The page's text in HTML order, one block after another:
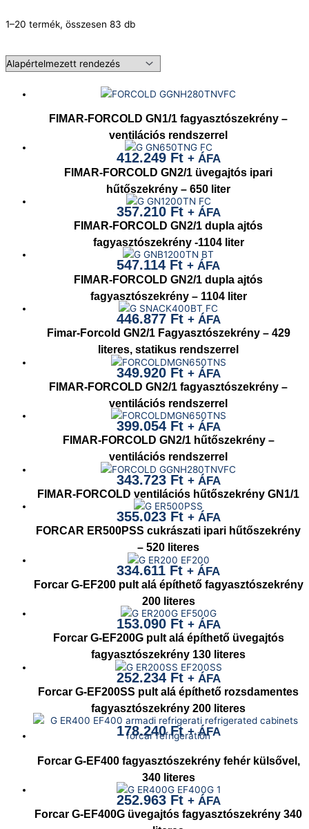
1–20 termék, összesen 83 db
FIMAR-FORCOLD GN1/1 fagyasztószekrény –
ventilációs rendszerrel
412.249 Ft + ÁFA
FIMAR-FORCOLD GN2/1 üvegajtós ipari
hűtőszekrény – 650 liter
357.210 Ft + ÁFA
FIMAR-FORCOLD GN2/1 dupla ajtós
fagyasztószekrény -1104 liter
547.114 Ft + ÁFA
FIMAR-FORCOLD GN2/1 dupla ajtós
fagyasztószekrény – 1104 liter
446.877 Ft + ÁFA
Fimar-Forcold GN2/1 Fagyasztószekrény – 429
literes, statikus rendszerrel
349.920 Ft + ÁFA
FIMAR-FORCOLD GN2/1 fagyasztószekrény –
ventilációs rendszerrel
399.054 Ft + ÁFA
FIMAR-FORCOLD GN2/1 hűtőszekrény –
ventilációs rendszerrel
343.723 Ft + ÁFA
FIMAR-FORCOLD ventilációs hűtőszekrény GN1/1
355.023 Ft + ÁFA
FORCAR ER500PSS cukrászati ipari hűtőszekrény
– 520 literes
334.611 Ft + ÁFA
Forcar G-EF200 pult alá építhető fagyasztószekrény
200 literes
153.090 Ft + ÁFA
Forcar G-EF200G pult alá építhető üvegajtós
fagyasztószekrény 130 literes
252.234 Ft + ÁFA
Forcar G-EF200SS pult alá építhető rozsdamentes
fagyasztószekrény 200 literes
178.240Ft + ÁFA
Forcar G-EF400 fagyasztószekrény fehér külsővel,
340 literes
252.963 Ft + ÁFA
Forcar G-EF400G üvegajtós fagyasztószekrény 340